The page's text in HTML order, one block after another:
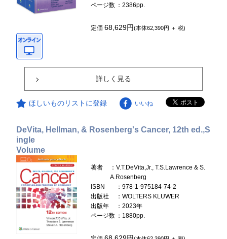
ページ数 ：2386pp.
定価68,629円(本体62,390円 ＋ 税)
詳しく見る
ほしいものリストに登録 いいね
DeVita, Hellman, & Rosenberg's Cancer, 12th ed.,S
ingle
Volume
著者
：V.T.DeVita,Jr., T.S.Lawrence & S.
A.Rosenberg
ISBN
：978-1-975184-74-2
出版社
：WOLTERS KLUWER
出版年
：2023年
ページ数 ：1880pp.